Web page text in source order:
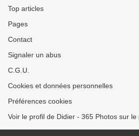
Top articles
Pages
Contact
Signaler un abus
C.G.U.
Cookies et données personnelles
Préférences cookies
Voir le profil de Didier - 365 Photos sur le